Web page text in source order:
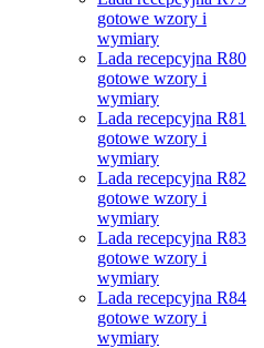
gotowe wzory i
wymiary
Lada recepcyjna R80
gotowe wzory i
wymiary
Lada recepcyjna R81
gotowe wzory i
wymiary
Lada recepcyjna R82
gotowe wzory i
wymiary
Lada recepcyjna R83
gotowe wzory i
wymiary
Lada recepcyjna R84
gotowe wzory i
wymiary